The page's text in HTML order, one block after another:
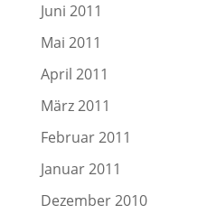
Juni 2011
Mai 2011
April 2011
März 2011
Februar 2011
Januar 2011
Dezember 2010